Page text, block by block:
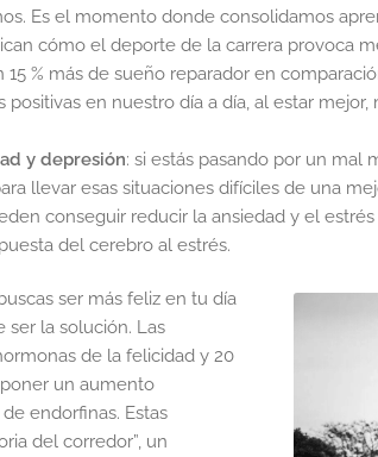
Es el momento donde consolidamos
cómo el deporte de la carrera provoca
% más de sueño reparador en
en nuestro día a día, al estar
y depresión: si estás pasando por un mal
llevar esas situaciones difíciles de una
conseguir reducir la ansiedad y el
del cerebro al estrés.
ser más feliz en tu día
ser la solución. Las
de la felicidad y 20
un aumento
endorfinas. Estas
del corredor”, un